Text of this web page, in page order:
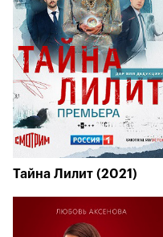
Тайна Лилит (2021)